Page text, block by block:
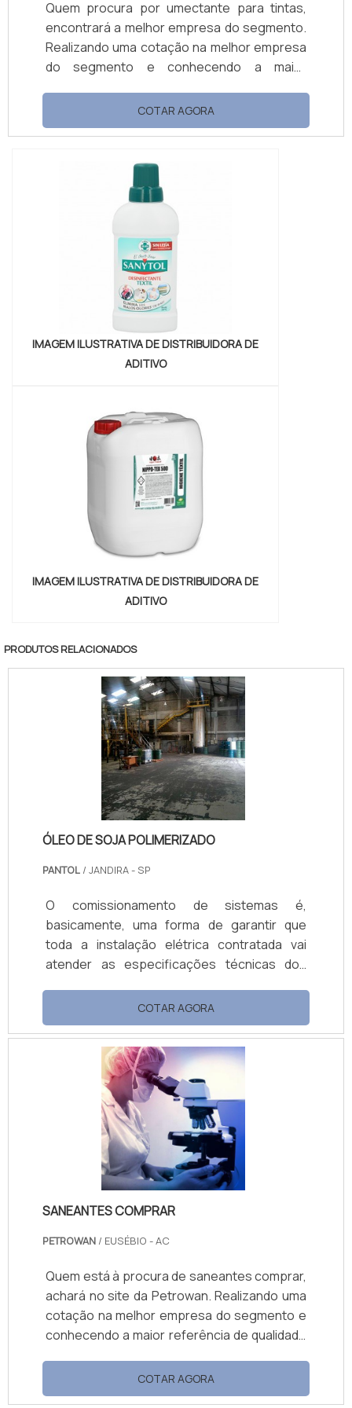
Quem procura por umectante para tintas,
encontrará a melhor empresa do segmento.
Realizando uma cotação na melhor empresa
do segmento e conhecendo a maior
OUTRAS INFORMAÇÕES SOBRE UMECTANTE
PARA TINTAS Se alguém quer achar
altamente qualificada, encontra na Petrowan.
Atuando com base multiuso e limpa piso e
fosqueante, oferecendo o que há de melhor
COTAR AGORA
IMAGEM ILUSTRATIVA DE DISTRIBUIDORA DE
ADITIVO
IMAGEM ILUSTRATIVA DE DISTRIBUIDORA DE
ADITIVO
PRODUTOS RELACIONADOS
ÓLEO DE SOJA POLIMERIZADO
PANTOL / JANDIRA - SP
O comissionamento de sistemas é,
basicamente, uma forma de garantir que
toda a instalação elétrica contratada vai
atender as especificações técnicas dos
integridade dos usuários e equipamentos a
serem conectados a estas instalações na
planta do contratante.SAIBA MAIS SOBRE
COMO O PROCESSO OFERECE DIVERSAS
APLICAÇÕESO processo pode ser aplicado
tanto a novos empreendimentos quanto a
unidades e sistemas existentes em
processo de expansão, modernização ou
COTAR AGORA
SANEANTES COMPRAR
PETROWAN / EUSÉBIO - AC
Quem está à procura de saneantes comprar,
achará no site da Petrowan. Realizando uma
cotação na melhor empresa do segmento e
conhecendo a maior referência de qualidade
saneantes comprar, com os profissionais
especializados da Petrowan o cliente poderá
COTAR AGORA